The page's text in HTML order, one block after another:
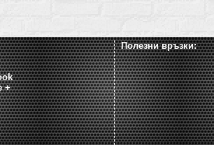
+
Полезни връзки: